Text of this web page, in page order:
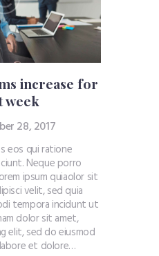
increase for
28, 2017
eos qui ratione
Neque porro
ipsum quiaolor sit
velit, sed quia
tempora incidunt ut
dolor sit amet,
elit, sed do eiusmod
et dolore…